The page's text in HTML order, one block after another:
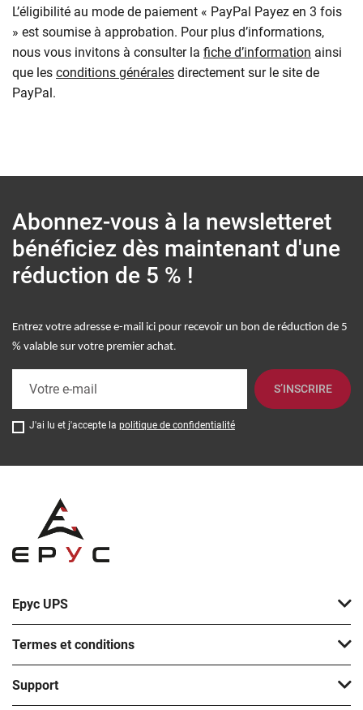
L’éligibilité au mode de paiement « PayPal Payez en 3 fois
» est soumise à approbation. Pour plus d’informations,
nous vous invitons à consulter la fiche d’information ainsi
que les conditions générales directement sur le site de
PayPal.
Abonnez-vous à la newsletteret
bénéficiez dès maintenant d'une
réduction de 5 % !
Entrez votre adresse e-mail ici pour recevoir un bon de réduction de 5
% valable sur votre premier achat.
S’INSCRIRE
J'ai lu et j'accepte la politique de confidentialité
Epyc UPS
Termes et conditions
Support